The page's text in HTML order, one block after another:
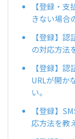
【登録・
きない場合
【登録】
の対応方法
【登録】
URLが開か
い。
【登録】
応方法を教